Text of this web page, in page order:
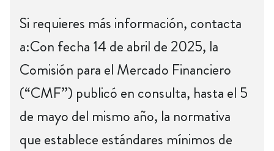
Si requieres más información, contacta
a:Con fecha 14 de abril de 2025, la
Comisión para el Mercado Financiero
(“CMF”) publicó en consulta, hasta el 5
de mayo del mismo año, la normativa
que establece estándares mínimos de